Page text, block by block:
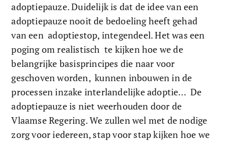
adoptiepauze. Duidelijk is dat de idee van een
adoptiepauze nooit de bedoeling heeft gehad
van een  adoptiestop, integendeel. Het was een
poging om realistisch  te kijken hoe we de
belangrijke basisprincipes die naar voor
geschoven worden,  kunnen inbouwen in de
processen inzake interlandelijke adoptie…  De
adoptiepauze is niet weerhouden door de
Vlaamse Regering. We zullen wel met de nodige
zorg voor iedereen, stap voor stap kijken hoe we